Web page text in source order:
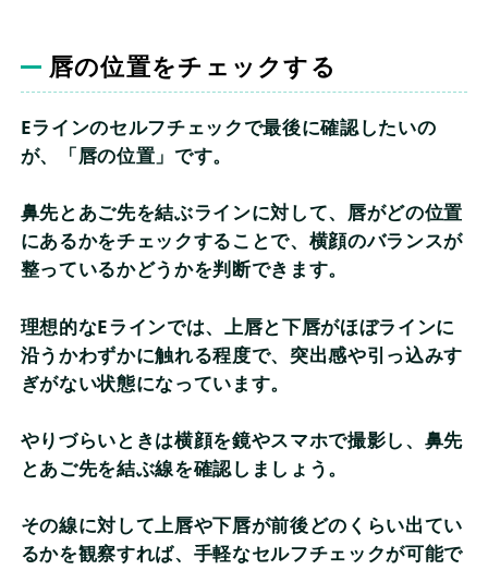
唇の位置をチェックする
Eラインのセルフチェックで最後に確認したいの
が、「唇の位置」です。
鼻先とあご先を結ぶラインに対して、唇がどの位置
にあるかをチェックすることで、横顔のバランスが
整っているかどうかを判断できます。
理想的なEラインでは、上唇と下唇がほぼラインに
沿うかわずかに触れる程度で、突出感や引っ込みす
ぎがない状態になっています。
やりづらいときは横顔を鏡やスマホで撮影し、鼻先
とあご先を結ぶ線を確認しましょう。
その線に対して上唇や下唇が前後どのくらい出てい
るかを観察すれば、手軽なセルフチェックが可能で